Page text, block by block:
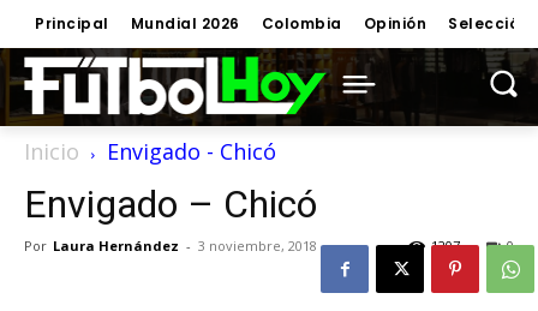
Principal Mundial 2026 Colombia Opinión Selección
Inicio Envigado - Chicó
Envigado – Chicó
Por Laura Hernández - 3 noviembre, 2018 0
1207